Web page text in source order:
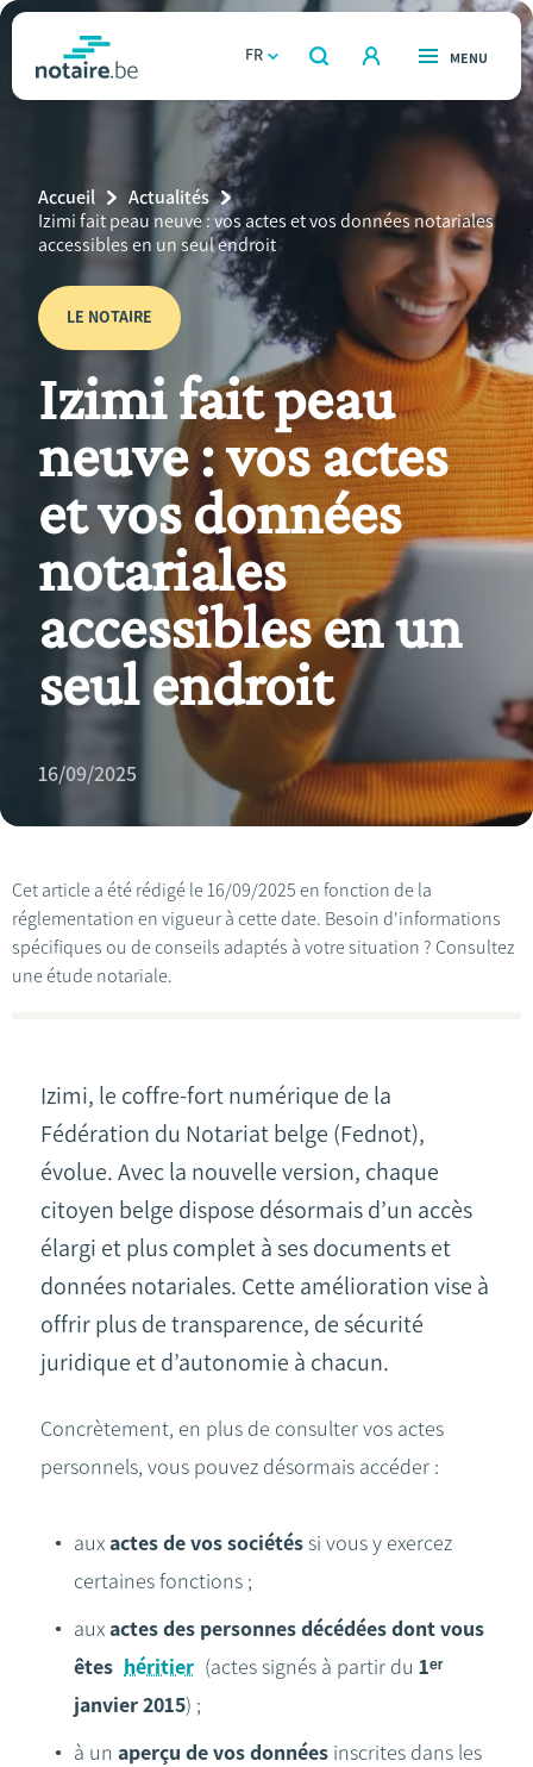
Aller
contenu
notaire.behomepage
FR
OUVERT
RECHERCHER
OUVERT
MENU
Relations et vivre ensemble
Héritage et donations
Entreprendre
Le notaire
Calculateurs
TROUVER UN NOTAIRE
Breadcrumb
Accueil
Actualités
Current
Page:
Izimi fait peau neuve : vos actes et vos données notariales
accessibles en un seul endroit
LE NOTAIRE
Izimi fait peau
neuve : vos actes
et vos données
notariales
accessibles en un
seul endroit
16/09/2025
Cet article a été rédigé le 16/09/2025 en fonction de la
réglementation en vigueur à cette date. Besoin d'informations
spécifiques ou de conseils adaptés à votre situation ? Consultez
une étude notariale.
Izimi, le coffre-fort numérique de la
Fédération du Notariat belge (Fednot),
évolue. Avec la nouvelle version, chaque
citoyen belge dispose désormais d’un accès
élargi et plus complet à ses documents et
données notariales. Cette amélioration vise à
offrir plus de transparence, de sécurité
juridique et d’autonomie à chacun.
Concrètement, en plus de consulter vos actes
personnels, vous pouvez désormais accéder :
auxactes de vos sociétéssi vous y exercez
certaines fonctions ;
auxactes des personnes décédées dont vous
êtes héritier (actes signés à partir du 1ᵉʳ
janvier 2015) ;
à un aperçu de vos données inscrites dans les